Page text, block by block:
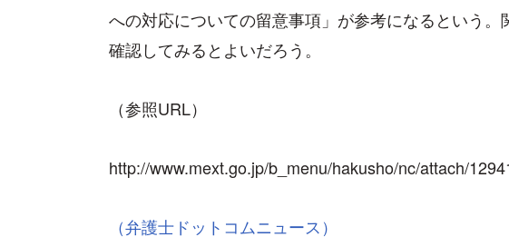
への対応についての留意事項」が参考になるという
確認してみるとよいだろう。
（参照URL）
http://www.mext.go.jp/b_menu/hakusho/nc/attach/
（弁護士ドットコムニュース）